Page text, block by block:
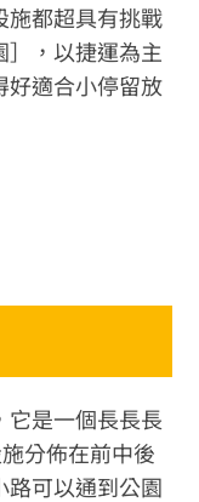
施都超具有挑戰
，以捷運為主
好適合小停留放
它是一個長長長
分佈在前中後
路可以通到公園